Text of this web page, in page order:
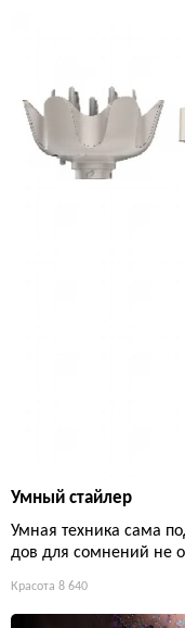
Умный стайлер
Умная техника сама
дов для сомнений не
Красота 8 640